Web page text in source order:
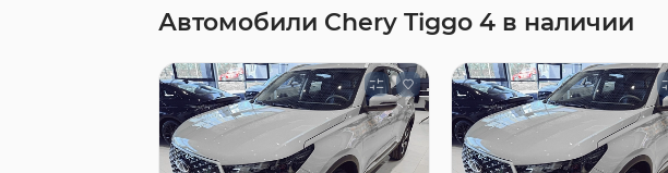
Автомобили Chery Tiggo 4 в наличии